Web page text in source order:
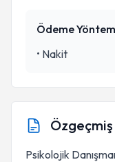
Ödeme
• Nakit
Özgeçmiş
Psikolojik